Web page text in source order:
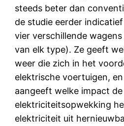
steeds beter dan
de studie eerder
vier verschillende
van elk type). Ze geeft
weer die zich in het
elektrische voertuigen,
aangeeft welke impact
elektriciteitsopwekking
elektriciteit uit